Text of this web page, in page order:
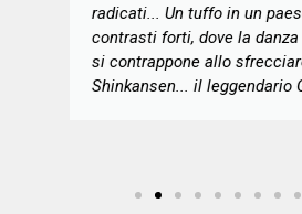
radicati... Un tuffo in un
contrasti forti, dove la
si contrappone allo
Shinkansen... il leggendario